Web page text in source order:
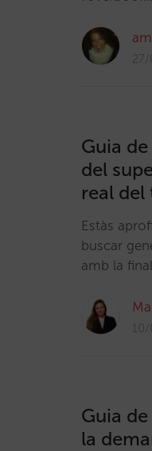
Guia de
del
real del
Estàs
buscar
amb la
Guia
la